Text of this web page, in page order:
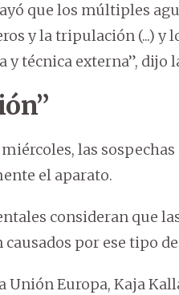
que los múltiples
y la tripulación (...) y
y técnica externa”, dijo
las
el aparato.
consideran que
por ese tipo
Unión Europa, Kaja